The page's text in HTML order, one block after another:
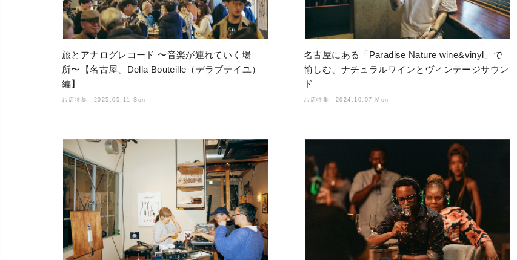
旅とアナログレコード 〜音楽が連れていく場
所〜【名古屋、Della Bouteille（デラブテイユ）
編】
お店特集｜ 2025.05.11 Sun
名古屋にある「Paradise Nature wine&vinyl」で
愉しむ、ナチュラルワインとヴィンテージサウン
ド
お店特集｜ 2024.10.07 Mon